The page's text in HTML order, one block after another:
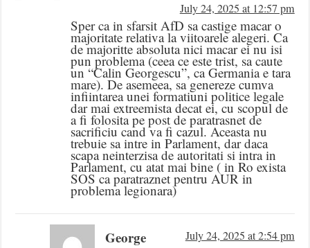
July 24, 2025 at 12:57 pm
Sper ca in sfarsit AfD sa castige macar o
majoritate relativa la viitoarele alegeri. Ca
de majoritte absoluta nici macar ei nu isi
pun problema (ceea ce este trist, sa caute
un “Calin Georgescu”, ca Germania e tara
mare). De asemeea, sa genereze cumva
infiintarea unei formatiuni politice legale
dar mai extreemista decat ei, cu scopul de
a fi folosita pe post de paratrasnet de
sacrificiu cand va fi cazul. Aceasta nu
trebuie sa intre in Parlament, dar daca
scapa neinterzisa de autoritati si intra in
Parlament, cu atat mai bine ( in Ro exista
SOS ca paratraznet pentru AUR in
problema legionara)
George July 24, 2025 at 2:54 pm